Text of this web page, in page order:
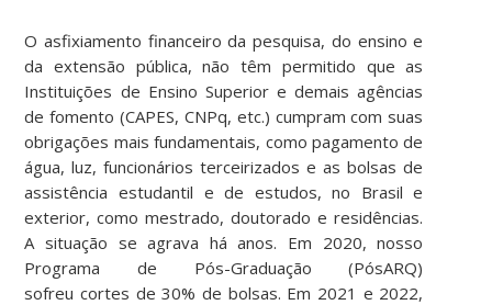
O asfixiamento financeiro da pesquisa, do ensino e
da extensão pública, não têm permitido que as
Instituições de Ensino Superior e demais agências
de fomento (CAPES, CNPq, etc.) cumpram com suas
obrigações mais fundamentais, como pagamento de
água, luz, funcionários terceirizados e as bolsas de
assistência estudantil e de estudos, no Brasil e
exterior, como mestrado, doutorado e residências.
A situação se agrava há anos. Em 2020, nosso
Programa de Pós-Graduação (PósARQ)
sofreu cortes de 30% de bolsas. Em 2021 e 2022,